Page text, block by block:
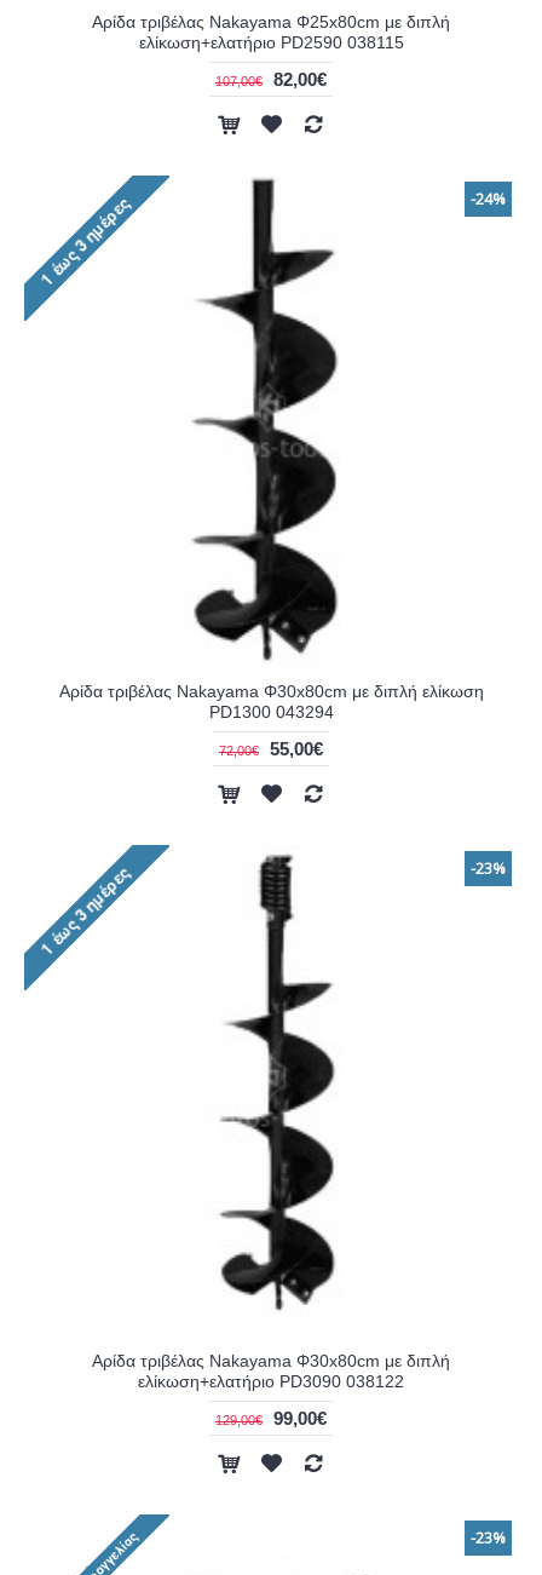
Αρίδα τριβέλας Nakayama Φ25x80cm με διπλή
ελίκωση+ελατήριο PD2590 038115
107,00€ 82,00€
-24%
Αρίδα τριβέλας Nakayama Φ30x80cm με διπλή ελίκωση
PD1300 043294
72,00€ 55,00€
-23%
Αρίδα τριβέλας Nakayama Φ30x80cm με διπλή
ελίκωση+ελατήριο PD3090 038122
129,00€ 99,00€
-23%